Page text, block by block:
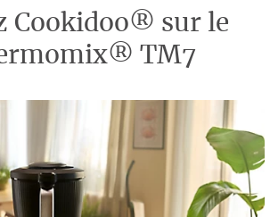
Cookidoo® sur le
TM7